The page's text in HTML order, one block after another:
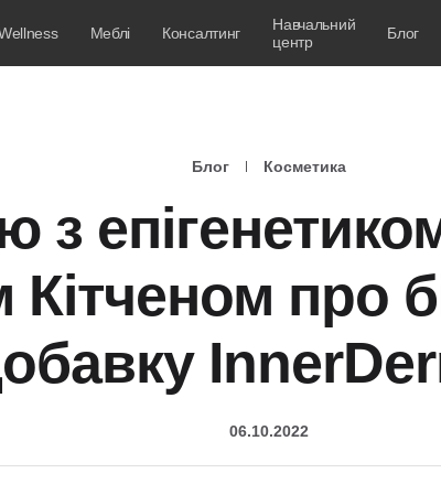
Меблі Консалтинг
Навчальний
центр
Блог
Блог Косметика
з
Кітченом про
06.10.2022